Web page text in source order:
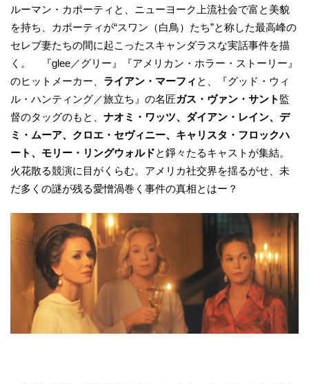
ルーマン・カポーティと、ニューヨーク上流社会で富と美貌
を持ち、カポーティが“スワン（白鳥）たち”と称した最高峰の
セレブ妻たちの間に起こったスキャンダラスな実話事件を描
く。 『glee／グリー』『アメリカン・ホラー・ストーリー』
のヒットメーカー、 ライアン・マーフィ と、『グッド・ウィ
ル・ハンティング／旅立ち』の名匠ガス・ヴァン・サント 監
督のタッグのもと、 ナオミ・ワッツ、ダイアン・レイン、デ
ミ・ムーア、クロエ・セヴィニー、キャリスタ・フロックハ
ート、モリー・リングウォルドと錚々たるキャストが集結。
火花散る競演に目がくらむ。アメリカ社交界を揺るがせ、未
だ多くの謎が残る愛憎渦巻く事件の真相とはー？